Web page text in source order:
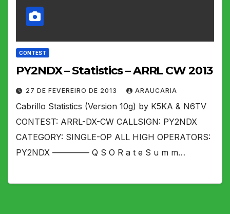
CONTEST
PY2NDX – Statistics – ARRL CW 2013
27 DE FEVEREIRO DE 2013 ARAUCARIA
Cabrillo Statistics (Version 10g) by K5KA & N6TV
CONTEST: ARRL-DX-CW CALLSIGN: PY2NDX
CATEGORY: SINGLE-OP ALL HIGH OPERATORS:
PY2NDX ————– Q S O R a t e S u m m…